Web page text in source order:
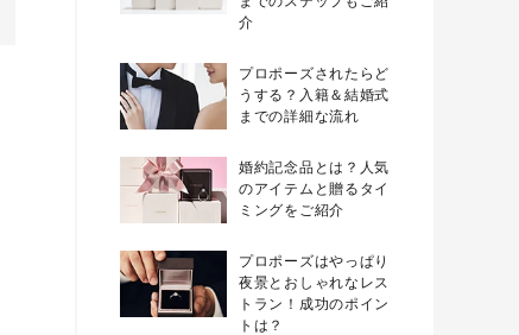
介
プロポーズされたらど
うする？入籍＆結婚式
までの詳細な流れ
婚約記念品とは？人気
のアイテムと贈るタイ
ミングをご紹介
プロポーズはやっぱり
夜景とおしゃれなレス
トラン！成功のポイン
トは？